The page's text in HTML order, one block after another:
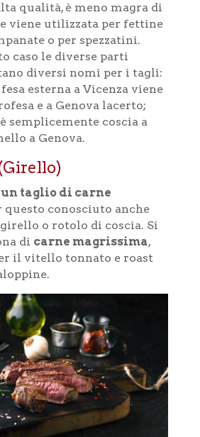
qualità, è meno magra di
viene utilizzata per fettine
o per spezzatini.
caso le diverse parti
diversi nomi per i tagli:
esterna a Vicenza viene
e a Genova lacerto;
semplicemente coscia a
a Genova.
taglio di carne
questo conosciuto anche
o rotolo di coscia. Si
di carne magrissima,
il vitello tonnato e roast